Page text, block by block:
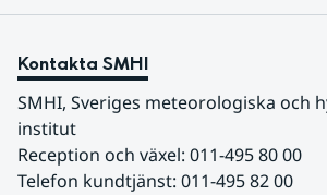
Kontakta SMHI
SMHI, Sveriges meteorologiska och
institut
Reception och växel: 011-495 80 00
Telefon kundtjänst: 011-495 82 00